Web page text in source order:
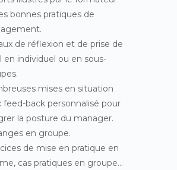
bonnes pratiques de
de réflexion et de prise de
en individuel ou en sous-
mises en situation
feed-back personnalisé pour
la posture du manager.
en groupe.
de mise en pratique en
cas pratiques en groupe…